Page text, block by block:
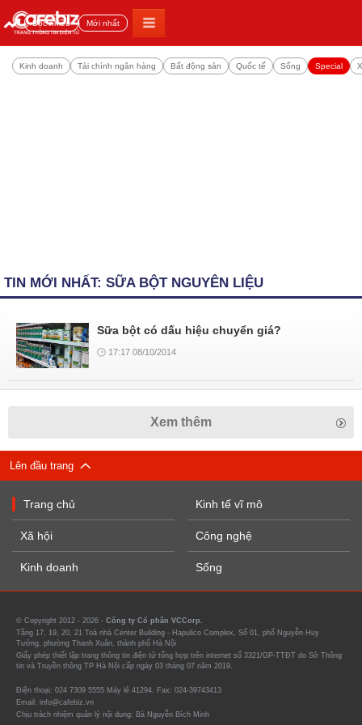
Đọc nhiều Mới nhất
Kinh doanh Tài chính ngân hàng Bất động sản Quốc tế Sống Special
TIN MỚI NHẤT: SỮA BỘT NGUYÊN LIỆU
Sữa bột có dấu hiệu chuyển giá?
17:17 08/10/2014
Xem thêm
Lên đầu trang
Trang chủ
Xã hội
Kinh doanh
Kinh tế vĩ mô
Công nghệ
Sống
© Copyright 2012 - 2026 - Công ty Cổ phần VCCorp.
Tầng 17, 19, 20, 21 Toà nhà Center Building - Hapulico Complex, Số 01, phố Nguyễn Huy
Tưởng, phường Thanh Xuân, thành phố Hà Nội
Giấy phép thiết lập trang thông tin điện tử tổng hợp trên internet số 3321/GP-TTĐT do Sở Thông
tin và Truyền thông TP Hà Nội cấp ngày 03 tháng 07 năm 2019.
Điện thoại: 024 7309 5555 Máy lẻ 41294. Fax: 024-39743413
Email: info@cafebiz.vn
Chịu trách nhiệm quản lý nội dung: Bà Nguyễn Bích Minh